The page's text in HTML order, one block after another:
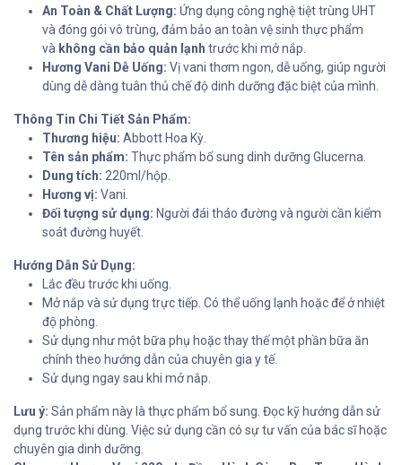
An Toàn & Chất Lượng: Ứng dụng công nghệ tiệt trùng UHT
và đóng gói vô trùng, đảm bảo an toàn vệ sinh thực phẩm
và không cần bảo quản lạnh trước khi mở nắp.
Hương Vani Dễ Uống: Vị vani thơm ngon, dễ uống, giúp người
dùng dễ dàng tuân thủ chế độ dinh dưỡng đặc biệt của mình.
Thông Tin Chi Tiết Sản Phẩm:
Thương hiệu: Abbott Hoa Kỳ.
Tên sản phẩm: Thực phẩm bổ sung dinh dưỡng Glucerna.
Dung tích: 220ml/hộp.
Hương vị: Vani.
Đối tượng sử dụng: Người đái tháo đường và người cần kiểm
soát đường huyết.
Hướng Dẫn Sử Dụng:
Lắc đều trước khi uống.
Mở nắp và sử dụng trực tiếp. Có thể uống lạnh hoặc để ở nhiệt
độ phòng.
Sử dụng như một bữa phụ hoặc thay thế một phần bữa ăn
chính theo hướng dẫn của chuyên gia y tế.
Sử dụng ngay sau khi mở nắp.
Lưu ý: Sản phẩm này là thực phẩm bổ sung. Đọc kỹ hướng dẫn sử
dụng trước khi dùng. Việc sử dụng cần có sự tư vấn của bác sĩ hoặc
chuyên gia dinh dưỡng.